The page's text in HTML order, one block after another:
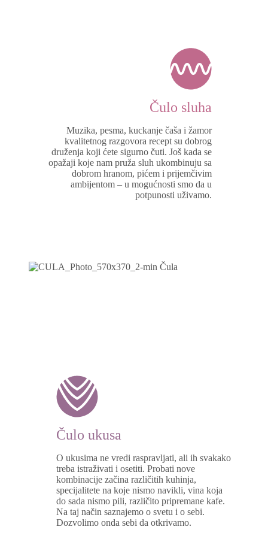
Čulo sluha
Muzika, pesma, kuckanje čaša i žamor
kvalitetnog razgovora recept su dobrog
druženja koji ćete sigurno čuti. Još kada se
opažaji koje nam pruža sluh ukombinuju sa
dobrom hranom, pićem i prijemčivim
ambijentom – u mogućnosti smo da u
potpunosti uživamo.
Čulo ukusa
O ukusima ne vredi raspravljati, ali ih svakako
treba istraživati i osetiti. Probati nove
kombinacije začina različitih kuhinja,
specijalitete na koje nismo navikli, vina koja
do sada nismo pili, različito pripremane kafe.
Na taj način saznajemo o svetu i o sebi.
Dozvolimo onda sebi da otkrivamo.